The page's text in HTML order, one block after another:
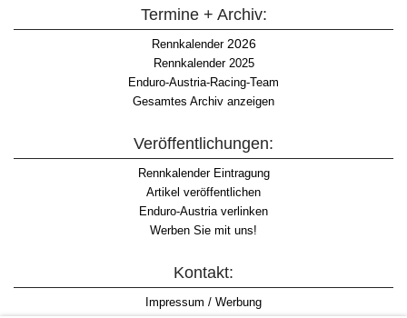
Termine + Archiv:
Rennkalender2026
Rennkalender 2025
Enduro-Austria-Racing-Team
Gesamtes Archiv anzeigen
Veröffentlichungen:
Rennkalender Eintragung
Artikel veröffentlichen
Enduro-Austria verlinken
Werben Sie mit uns!
Kontakt:
Impressum / Werbung